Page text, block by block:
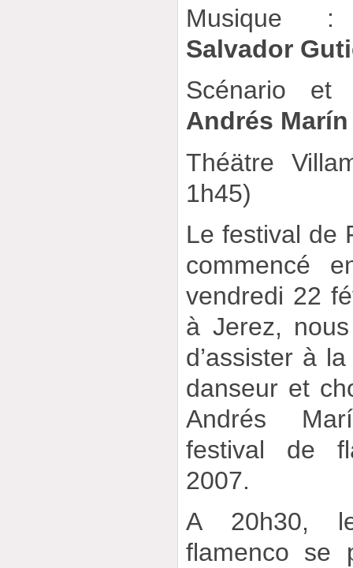
Salvador
Scénario
Andrés Marín
Théätre
1h45)
Le festival de
commencé
vendredi 22
à Jerez,
d’assister à
danseur et
Andrés
festival de
2007.
A 20h30,
flamenco se